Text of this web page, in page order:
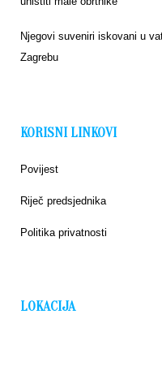
Njegovi suveniri iskovani u
Zagrebu
KORISNI LINKOVI
Povijest
Riječ predsjednika
Politika privatnosti
LOKACIJA